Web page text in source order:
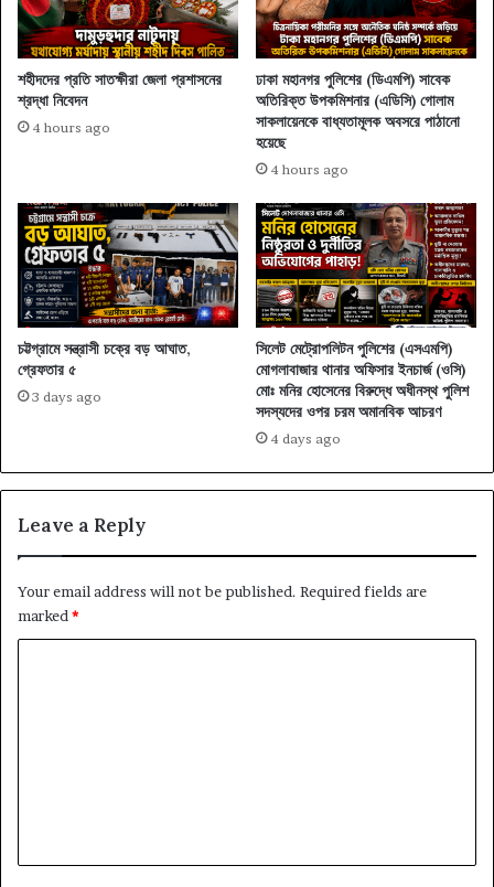
শহীদদের প্রতি সাতক্ষীরা জেলা প্রশাসনের
শ্রদ্ধা নিবেদন
4 hours ago
ঢাকা মহানগর পুলিশের (ডিএমপি) সাবেক
অতিরিক্ত উপকমিশনার (এডিসি) গোলাম
সাকলায়েনকে বাধ্যতামূলক অবসরে পাঠানো
হয়েছে
4 hours ago
চট্টগ্রামে সন্ত্রাসী চক্রে বড় আঘাত,
গ্রেফতার ৫
3 days ago
সিলেট মেট্রোপলিটন পুলিশের (এসএমপি)
মোগলাবাজার থানার অফিসার ইনচার্জ (ওসি)
মোঃ মনির হোসেনের বিরুদ্ধে অধীনস্থ পুলিশ
সদস্যদের ওপর চরম অমানবিক আচরণ
4 days ago
Leave a Reply
Your email address will not be published. Required fields are
marked *